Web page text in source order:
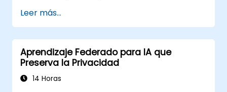
Federado para implementaciones a gran
escala.
Afrontar consideraciones de privacidad,
seguridad y ética en escenarios
avanzados de Aprendizaje Federado.
Leer más...
Aprendizaje Federado para IA que
Preserva la Privacidad
14 Horas